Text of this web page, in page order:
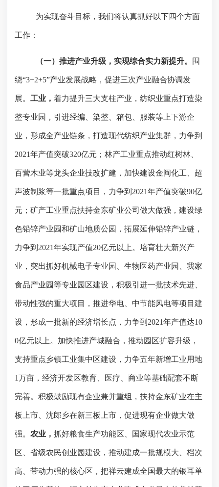
为实现奋斗目标，我们将认真抓好以下四个方面
工作：
（一）推进产业升级，实现综合实力新提升。 围
绕“3+2+5”产业发展战略，促进三次产业融合协调发
展。 工业， 着力提升三大支柱产业，纺织业重点打造染
整专业园，引进经编、染整、箱包、服装等上下游企
业，形成全产业链条，打造现代纺织产业集群，力争到
2021年产值突破320亿元；林产工业重点推动红树林、
百营木业等龙头企业技改扩建，加快建设金闽化工、超
声波制浆等一批重点项目，力争到 2021年产值突破90亿
元；矿产工业重点扶持金东矿业公司做大做强，建设绿
色铅锌产业园和矿山地质公园，拓展延伸铅锌产业链，
力争到 2021年实现产值20亿元以上。培育壮大新兴产
业，突出抓好机械电子专业园、生物医药产业园、我家
食品产业园等专业园区建设，积极引进一批技术先进、
带动性强的重大项目，推进华电、中节能风电等项目建
设，形成一批新的经济增长点，力争到 2021年产值达10
0亿元以上。加快推进产城融合，推动园区扩容升级，
支持重点乡镇工业集中区建设，力争五年新增工业用地
1万亩，经济开发区教育、医疗、商业等基础配套不断
完善。积极鼓励现有企业兼并重组，扶持金东矿业在主
板上市、沈郎乡在新三板上市，促进现有企业做大做
强。 农业， 抓好粮食生产功能区、国家现代农业示范
区、省级农民创业园建设，推动建成一批规模大、档次
高、带动力强的核心区，把祥云建成全国最大的银耳单